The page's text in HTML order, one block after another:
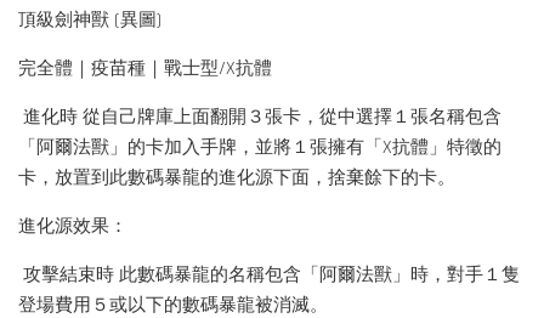
頂級劍神獸 (異圖)
完全體｜疫苗種｜戰士型/X抗體
進化時 從自己牌庫上面翻開３張卡，從中選擇１張名稱包含
「阿爾法獸」的卡加入手牌，並將１張擁有「X抗體」特徵的
卡，放置到此數碼暴龍的進化源下面，捨棄餘下的卡。
進化源效果：
攻擊結束時 此數碼暴龍的名稱包含「阿爾法獸」時，對手１隻
登場費用５或以下的數碼暴龍被消滅。